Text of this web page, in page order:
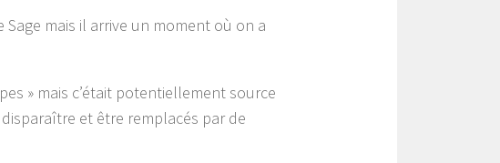
mais il arrive un moment où on a
» mais c’était potentiellement source
et être remplacés par de